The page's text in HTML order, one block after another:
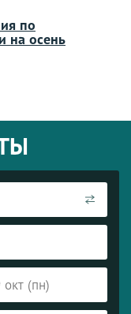
по
на осень